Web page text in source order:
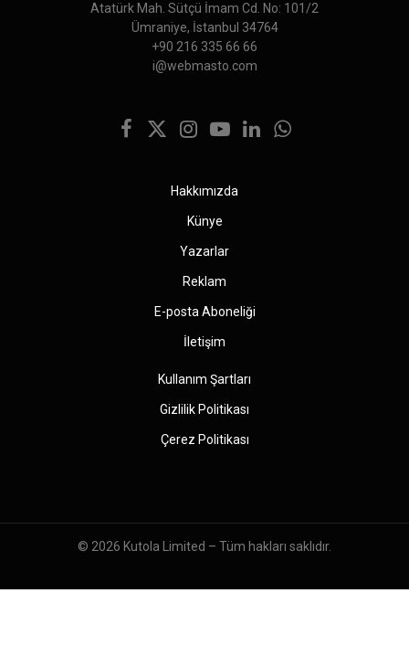
Atatürk Mah. Sütçü İmam Cd. No: 101/2
Ümraniye, İstanbul 34764
+90 216 335 66 66
i@webmasto.com
Facebook
X
Instagram
YouTubeLinkedInWhatsApp
Hakkımızda
Künye
Yazarlar
Reklam
E-posta Aboneliği
İletişim
Kullanım Şartları
Gizlilik Politikası
Çerez Politikası
© 2026 Kutola Limited – Tüm hakları saklıdır.